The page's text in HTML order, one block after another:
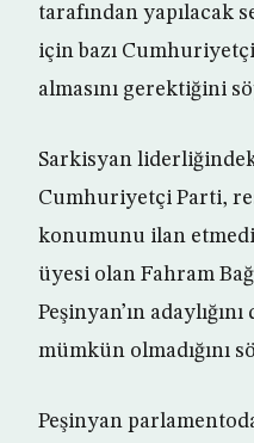
tarafından yapılacak
için bazı
almasını gerektiğini
Sarkisyan
Cumhuriyetçi Parti,
konumunu ilan
üyesi olan Fahram
Peşinyan’ın
mümkün olmadığını
Peşinyan